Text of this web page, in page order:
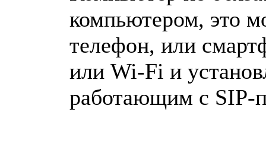
компьютером, это
телефон, или
или Wi-Fi и
работающим с SIP-